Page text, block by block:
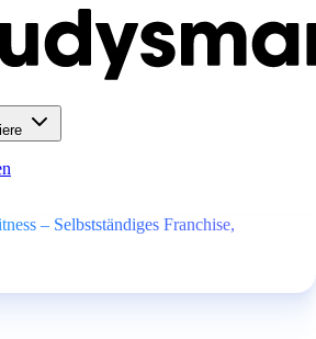
– Selbstständiges Franchise,